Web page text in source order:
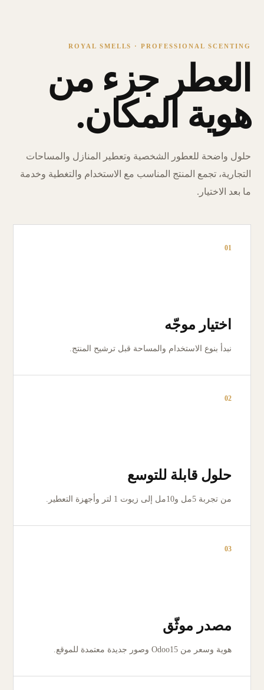
ROYAL SMELLS · PROFESSIONAL SCENTING
العطر جزء من
هوية المكان.
حلول واضحة للعطور الشخصية وتعطير المنازل والمساحات
التجارية، تجمع المنتج المناسب مع الاستخدام والتغطية وخدمة
ما بعد الاختيار.
01
اختيار موجّه
نبدأ بنوع الاستخدام والمساحة قبل ترشيح المنتج.
02
حلول قابلة للتوسع
من تجربة 5مل و10مل إلى زيوت 1 لتر وأجهزة التعطير.
03
مصدر موثّق
هوية وسعر من Odoo15 وصور جديدة معتمدة للموقع.